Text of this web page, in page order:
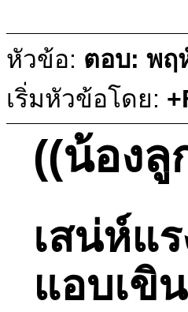
หัวข้อ: ตอบ: พฤ
เริ่มหัวข้อโดย:
((น้องลู
เสน่ห์แ
แอบเขิ